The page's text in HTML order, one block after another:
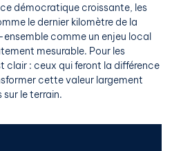
démocratique croissante, les
le dernier kilomètre de la
comme un enjeu local
mesurable. Pour les
clair : ceux qui feront la différence
cette valeur largement
le terrain.